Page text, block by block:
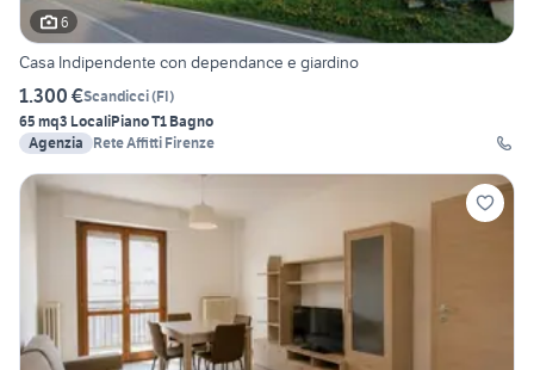
6
Casa Indipendente con dependance e giardino
1.300 €Scandicci(FI)
65 mq3 LocaliPiano T1 Bagno
Agenzia
Rete Affitti Firenze